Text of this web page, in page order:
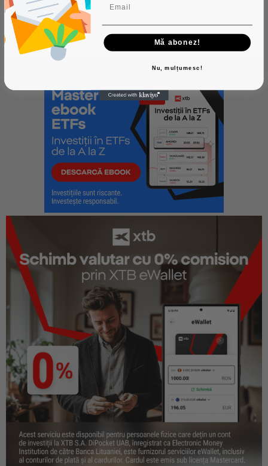
Mă abonez!
Nu, mulțumesc!